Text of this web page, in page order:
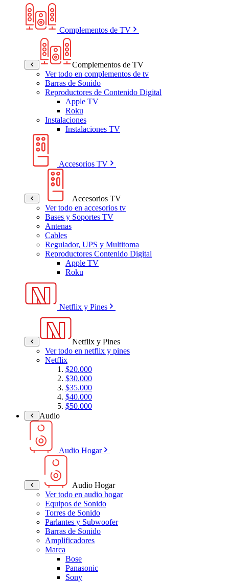
Complementos de TV
Complementos de TV
Ver todo en complementos de tv
Barras de Sonido
Reproductores de Contenido Digital
Apple TV
Roku
Instalaciones
Instalaciones TV
Accesorios TV
Accesorios TV
Ver todo en accesorios tv
Bases y Soportes TV
Antenas
Cables
Regulador, UPS y Multitoma
Reproductores Contenido Digital
Apple TV
Roku
Netflix y Pines
Netflix y Pines
Ver todo en netflix y pines
Netflix
$20.000
$30.000
$35.000
$40.000
$50.000
Audio
Audio Hogar
Audio Hogar
Ver todo en audio hogar
Equipos de Sonido
Torres de Sonido
Parlantes y Subwoofer
Barras de Sonido
Amplificadores
Marca
Bose
Panasonic
Sony